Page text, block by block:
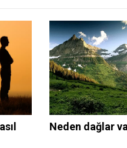
Neden dağlar